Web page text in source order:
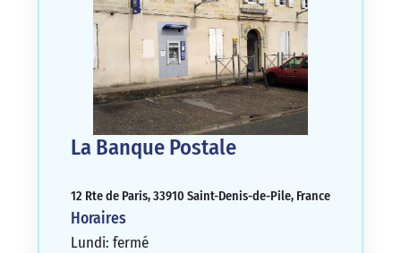
La Banque Postale
12 Rte de Paris, 33910 Saint-Denis-de-Pile, France
Horaires
Lundi: fermé